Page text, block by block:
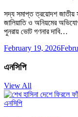
সদ্য সমাপ্ত ত্রয়োদশ জাতীয়
জালিয়াতি ও অনিয়মের
পুনরায় ভোট গণনার দাবি…
February 19, 2026
এনসিপি
View All
এনসিপি